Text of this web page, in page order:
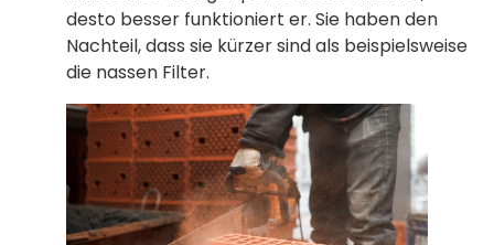
desto besser funktioniert er. Sie haben den
Nachteil, dass sie kürzer sind als beispielsweise
die nassen Filter.